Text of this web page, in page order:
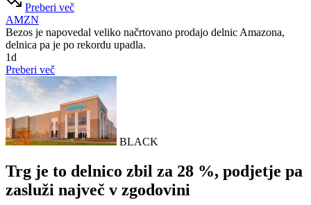
Preberi več
AMZN
Bezos je napovedal veliko načrtovano prodajo delnic Amazona,
delnica pa je po rekordu upadla.
1d
Preberi več
BLACK
Trg je to delnico zbil za 28 %, podjetje pa
zasluži največ v zgodovini